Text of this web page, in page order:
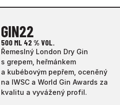
GIN22
500 ML 42 % VOL.
Řemeslný London Dry Gin
s grepem, heřmánkem
a kubébovým pepřem, oceněný
na IWSC a World Gin Awards za
kvalitu a vyvážený profil.